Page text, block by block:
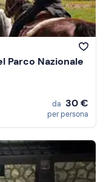
Parco Nazionale
da 30 €
per persona